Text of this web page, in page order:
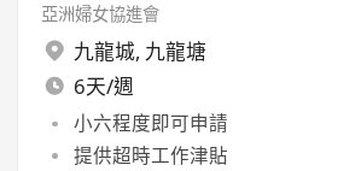
亞洲婦女協進會
九龍城, 九龍塘
6天/週
小六程度即可申請
提供超時工作津貼